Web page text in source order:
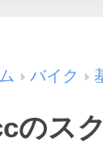
バイク
のス